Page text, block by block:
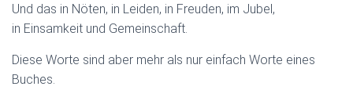
Und das in Nöten, in Leiden, in Freuden, im Jubel,
in Einsamkeit und Gemeinschaft.
Diese Worte sind aber mehr als nur einfach Worte eines
Buches.